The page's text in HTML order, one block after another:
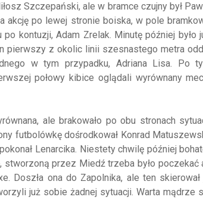
Szczepański, ale w bramce czujny był
akcję po lewej stronie boiska, w pole
po kontuzji, Adam Zrelak. Minutę później było
pierwszy z okolic linii szesnastego metra
w tym przypadku, Adriana Lisa. Po
połowy kibice oglądali wyrównany
ale brakowało po obu stronach
futbolówkę dośrodkował Konrad
Lenarcika. Niestety chwilę później
stworzoną przez Miedź trzeba było poczekać
Doszła ona do Zapolnika, ale ten skierował
już sobie żadnej sytuacji. Warta mądrze